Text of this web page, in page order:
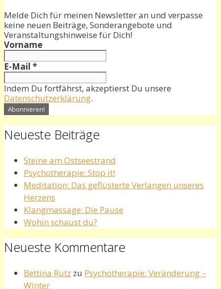
Melde Dich für meinen Newsletter an und verpasse
keine neuen Beiträge, Sonderangebote und
Veranstaltungshinweise für Dich!
Vorname
E-Mail *
Indem Du fortfährst, akzeptierst Du unsere
Datenschutzerklärung.
Neueste Beiträge
Steine am Ostseestrand
Psychotherapie: Stop it!
Meditation: Das geflüsterte Verlangen unseres
Herzens
Klangmassage: Die Pause
Wohin schaust du?
Neueste Kommentare
Bettina Rutz zu Psychotherapie: Veränderung –
Winter